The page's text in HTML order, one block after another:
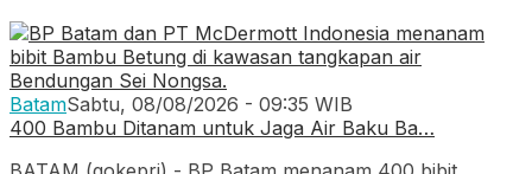
BatamSabtu, 08/08/2026 - 09:35 WIB
400 Bambu Ditanam untuk Jaga Air Baku Ba…